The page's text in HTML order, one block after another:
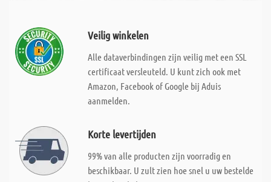
Veilig winkelen
Alle dataverbindingen zijn veilig met een SSL
certificaat versleuteld. U kunt zich ook met
Amazon, Facebook of Google bij Aduis
aanmelden.
Korte levertijden
99% van alle producten zijn voorradig en
beschikbaar. U zult zien hoe snel u uw bestelde